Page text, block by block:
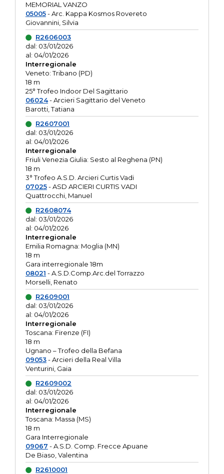
MEMORIAL VANZO
05005- Arc. Kappa Kosmos Rovereto
Giovannini, Silvia
R2606003
dal: 03/01/2026
al: 04/01/2026
Interregionale
Veneto: Tribano (PD)
18 m
25° Trofeo Indoor Del Sagittario
06024- Arcieri Sagittario del Veneto
Barotti, Tatiana
R2607001
dal: 03/01/2026
al: 04/01/2026
Interregionale
Friuli Venezia Giulia: Sesto al Reghena (PN)
18 m
3° Trofeo A.S.D. Arcieri Curtis Vadi
07025- ASD ARCIERI CURTIS VADI
Quattrocchi, Manuel
R2608074
dal: 03/01/2026
al: 04/01/2026
Interregionale
Emilia Romagna: Moglia (MN)
18 m
Gara interregionale 18m
08021 - A.S.D.Comp.Arc.del Torrazzo
Morselli, Renato
R2609001
dal: 03/01/2026
al: 04/01/2026
Interregionale
Toscana: Firenze (FI)
18 m
Ugnano – Trofeo della Befana
09053- Arcieri della Real Villa
Venturini, Gaia
R2609002
dal: 03/01/2026
al: 04/01/2026
Interregionale
Toscana: Massa (MS)
18 m
Gara Interregionale
09067 - A.S.D. Comp. Frecce Apuane
De Biaso, Valentina
R2610001